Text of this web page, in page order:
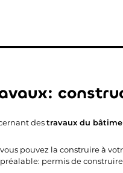
destravaux du
pouvez la construire à
permis de construire,